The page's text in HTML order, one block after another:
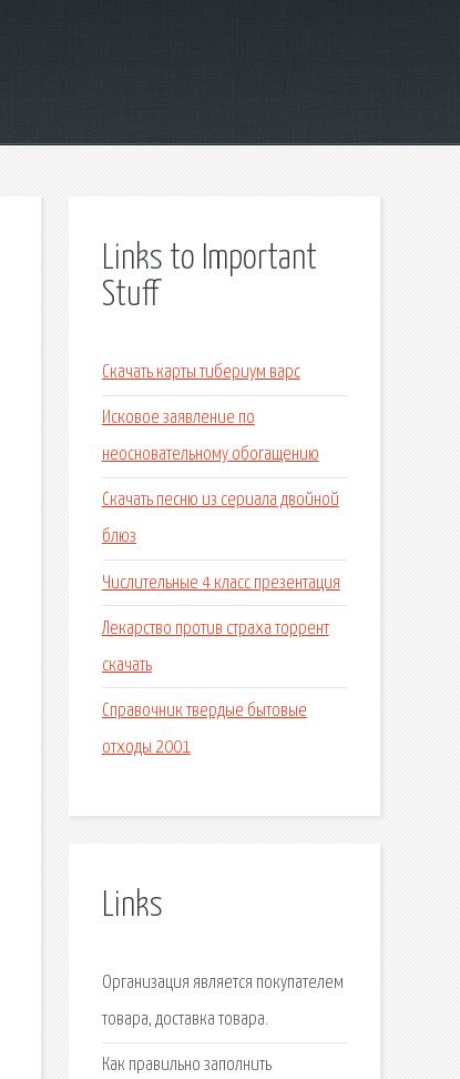
Links to Important
Stuff
Скачать карты тибериум варс
Исковое заявление по
неосновательному обогащению
Скачать песню из сериала двойной
блюз
Числительные 4 класс презентация
Лекарство против страха торрент
скачать
Справочник твердые бытовые
отходы 2001
Links
Организация является покупателем
товара, доставка товара.
Как правильно заполнить